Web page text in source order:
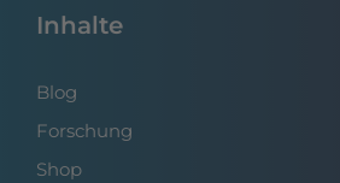
Inhalte
Blog
Forschung
Shop